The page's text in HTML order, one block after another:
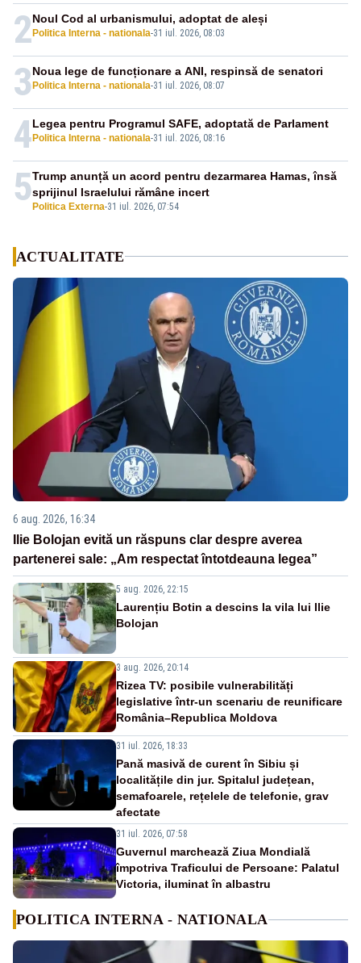
2Politica Interna - nationala-31 iul. 2026, 08:03
Noul Cod al urbanismului, adoptat de aleși
3Politica Interna - nationala-31 iul. 2026, 08:07
Noua lege de funcționare a ANI, respinsă de senatori
4Politica Interna - nationala-31 iul. 2026, 08:16
Legea pentru Programul SAFE, adoptată de Parlament
5Politica Externa-31 iul. 2026, 07:54
Trump anunță un acord pentru dezarmarea Hamas, însă
sprijinul Israelului rămâne incert
ACTUALITATE
6 aug. 2026, 16:34
Ilie Bolojan evită un răspuns clar despre averea
partenerei sale: „Am respectat întotdeauna legea”
5 aug. 2026, 22:15
Laurențiu Botin a descins la vila lui Ilie
Bolojan
3 aug. 2026, 20:14
Rizea TV: posibile vulnerabilități
legislative într-un scenariu de reunificare
România–Republica Moldova
31 iul. 2026, 18:33
Pană masivă de curent în Sibiu și
localitățile din jur. Spitalul județean,
semafoarele, rețelele de telefonie, grav
afectate
31 iul. 2026, 07:58
Guvernul marchează Ziua Mondială
împotriva Traficului de Persoane: Palatul
Victoria, iluminat în albastru
POLITICA INTERNA - NATIONALA